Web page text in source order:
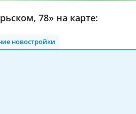
78» на карте:
новостройки